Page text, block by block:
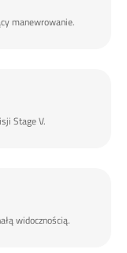
manewrowanie.
Stage V.
widocznością.